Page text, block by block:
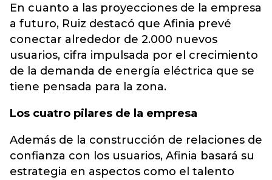
En cuanto a las proyecciones de la empresa
a futuro, Ruiz destacó que Afinia prevé
conectar alrededor de 2.000 nuevos
usuarios, cifra impulsada por el crecimiento
de la demanda de energía eléctrica que se
tiene pensada para la zona.
Los cuatro pilares de la empresa
Además de la construcción de relaciones de
confianza con los usuarios, Afinia basará su
estrategia en aspectos como el talento